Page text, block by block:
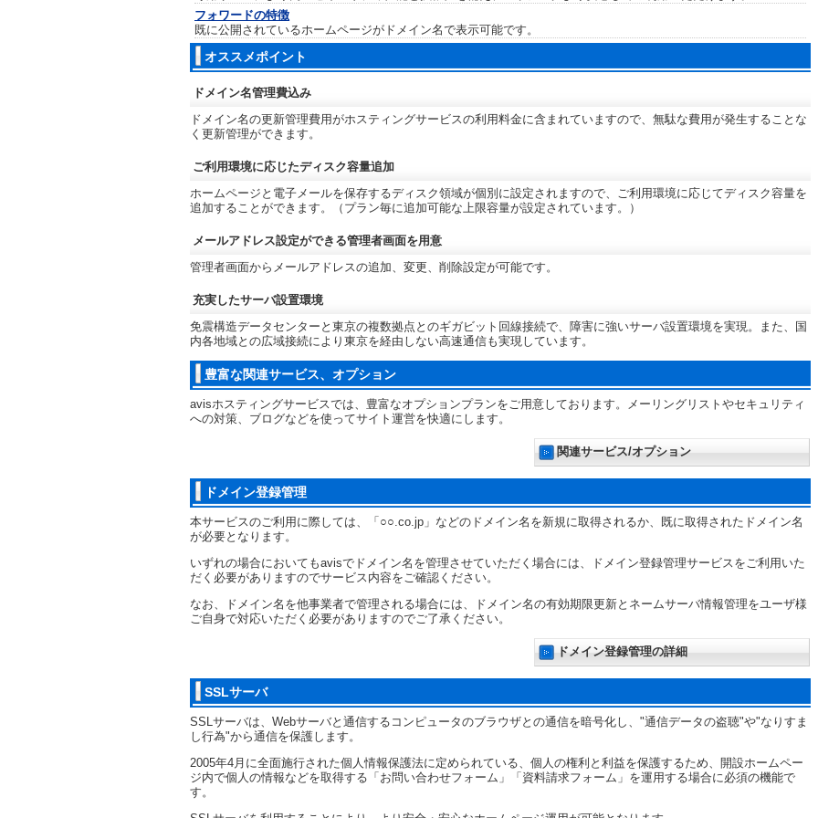
フォワードの特徴
既に公開されているホームページがドメイン名で表示可能です。
オススメポイント
ドメイン名管理費込み
ドメイン名の更新管理費用がホスティングサービスの利用料金に含まれていますので、無駄な費用が発生することな
く更新管理ができます。
ご利用環境に応じたディスク容量追加
ホームページと電子メールを保存するディスク領域が個別に設定されますので、ご利用環境に応じてディスク容量を
追加することができます。（プラン毎に追加可能な上限容量が設定されています。）
メールアドレス設定ができる管理者画面を用意
管理者画面からメールアドレスの追加、変更、削除設定が可能です。
充実したサーバ設置環境
免震構造データセンターと東京の複数拠点とのギガビット回線接続で、障害に強いサーバ設置環境を実現。また、国
内各地域との広域接続により東京を経由しない高速通信も実現しています。
豊富な関連サービス、オプション
avisホスティングサービスでは、豊富なオプションプランをご用意しております。メーリングリストやセキュリティ
への対策、ブログなどを使ってサイト運営を快適にします。
関連サービス/オプション
ドメイン登録管理
本サービスのご利用に際しては、「○○.co.jp」などのドメイン名を新規に取得されるか、既に取得されたドメイン名
が必要となります。
いずれの場合においてもavisでドメイン名を管理させていただく場合には、ドメイン登録管理サービスをご利用いた
だく必要がありますのでサービス内容をご確認ください。
なお、ドメイン名を他事業者で管理される場合には、ドメイン名の有効期限更新とネームサーバ情報管理をユーザ様
ご自身で対応いただく必要がありますのでご了承ください。
ドメイン登録管理の詳細
SSLサーバ
SSLサーバは、Webサーバと通信するコンピュータのブラウザとの通信を暗号化し、"通信データの盗聴"や"なりすま
し行為"から通信を保護します。
2005年4月に全面施行された個人情報保護法に定められている、個人の権利と利益を保護するため、開設ホームペー
ジ内で個人の情報などを取得する「お問い合わせフォーム」「資料請求フォーム」を運用する場合に必須の機能で
す。